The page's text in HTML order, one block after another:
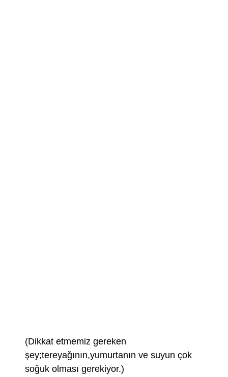
(Dikkat etmemiz gereken
şey;tereyağının,yumurtanın ve suyun çok
soğuk olması gerekiyor.)